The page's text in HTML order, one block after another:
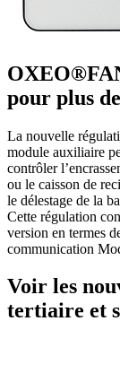
pour plus
La nouvelle
module auxiliaire
contrôler
ou le caisson de
le délestage de la
Cette régulation
version en termes
communication
Voir les
tertiaire et